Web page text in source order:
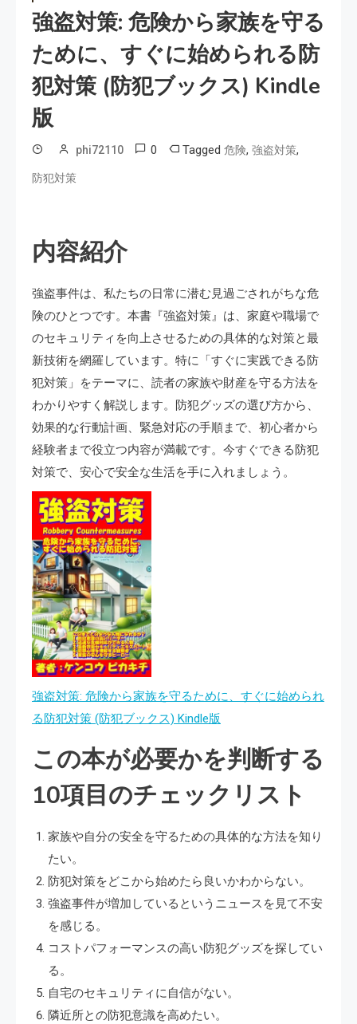
強盗対策: 危険から家族を守る
ために、すぐに始められる防
犯対策 (防犯ブックス) Kindle
版
phi72110 0 Tagged 危険, 強盗対策,
防犯対策
内容紹介
強盗事件は、私たちの日常に潜む見過ごされがちな危
険のひとつです。本書『強盗対策』は、家庭や職場で
のセキュリティを向上させるための具体的な対策と最
新技術を網羅しています。特に「すぐに実践できる防
犯対策」をテーマに、読者の家族や財産を守る方法を
わかりやすく解説します。防犯グッズの選び方から、
効果的な行動計画、緊急対応の手順まで、初心者から
経験者まで役立つ内容が満載です。今すぐできる防犯
対策で、安心で安全な生活を手に入れましょう。
強盗対策: 危険から家族を守るために、すぐに始められ
る防犯対策 (防犯ブックス) Kindle版
この本が必要かを判断する
10項目のチェックリスト
家族や自分の安全を守るための具体的な方法を知り
たい。
防犯対策をどこから始めたら良いかわからない。
強盗事件が増加しているというニュースを見て不安
を感じる。
コストパフォーマンスの高い防犯グッズを探してい
る。
自宅のセキュリティに自信がない。
隣近所との防犯意識を高めたい。